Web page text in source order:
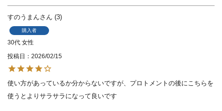
すのうまん 3
購入者
30代 女性
投稿日
2026/02/15
使い方があっているか分からないですが、プロトメントの後にこちらを
使うとよりサラサラになって良いです